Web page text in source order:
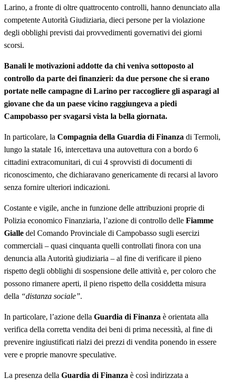
Larino, a fronte di oltre quattrocento controlli, hanno denunciato alla
competente Autorità Giudiziaria, dieci persone per la violazione
degli obblighi previsti dai provvedimenti governativi dei giorni
scorsi.
Banali le motivazioni addotte da chi veniva sottoposto al
controllo da parte dei finanzieri: da due persone che si erano
portate nelle campagne di Larino per raccogliere gli asparagi al
giovane che da un paese vicino raggiungeva a piedi
Campobasso per svagarsi vista la bella giornata.
In particolare, la Compagnia della Guardia di Finanza di Termoli,
lungo la statale 16, intercettava una autovettura con a bordo 6
cittadini extracomunitari, di cui 4 sprovvisti di documenti di
riconoscimento, che dichiaravano genericamente di recarsi al lavoro
senza fornire ulteriori indicazioni.
Costante e vigile, anche in funzione delle attribuzioni proprie di
Polizia economico Finanziaria, l’azione di controllo delle Fiamme
Gialle del Comando Provinciale di Campobasso sugli esercizi
commerciali – quasi cinquanta quelli controllati finora con una
denuncia alla Autorità giudiziaria – al fine di verificare il pieno
rispetto degli obblighi di sospensione delle attività e, per coloro che
possono rimanere aperti, il pieno rispetto della cosiddetta misura
della “distanza sociale”.
In particolare, l’azione della Guardia di Finanza è orientata alla
verifica della corretta vendita dei beni di prima necessità, al fine di
prevenire ingiustificati rialzi dei prezzi di vendita ponendo in essere
vere e proprie manovre speculative.
La presenza della Guardia di Finanza è così indirizzata a